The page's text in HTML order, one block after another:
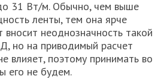
31 Вт/м. Обычно, чем выше
ленты, тем она ярче
вносит неоднозначность такой
но на приводимый расчет
влияет, поэтому принимать во
его не будем.